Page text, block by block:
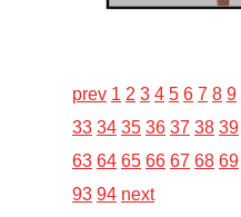
prev 1 2 3 4 5 6 7 8 9
33 34 35 36 37 38 39
63 64 65 66 67 68 69
93 94 next